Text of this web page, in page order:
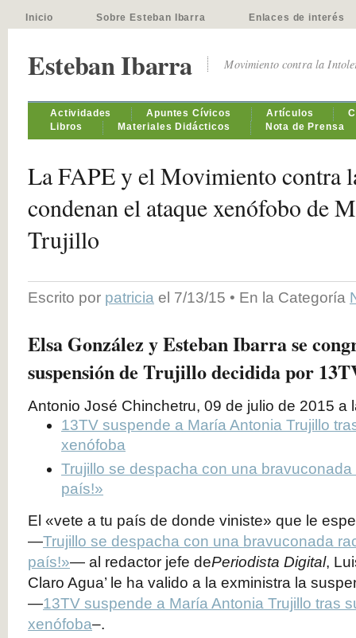
Inicio Sobre Esteban Ibarra Enlaces de interés
Esteban Ibarra Movimiento contra la
Actividades Apuntes Cívicos Artículos
Libros
Materiales Didácticos Nota de Prensa
La FAPE y el Movimiento contra
condenan el ataque xenófobo de
Trujillo
Escrito por patricia el 7/13/15 • En la Categoría
Elsa González y Esteban Ibarra se
suspensión de Trujillo decidida por
Antonio José Chinchetru, 09 de julio de 2015 a
13TV suspende a María Antonia Trujillo
xenófoba
Trujillo se despacha con una bravuconada
país!»
El «vete a tu país de donde viniste» que le
—Trujillo se despacha con una bravuconada
país!»— al redactor jefe dePeriodista Digital,
Claro Agua’ le ha valido a la exministra la
—13TV suspende a María Antonia Trujillo tras
xenófoba–.